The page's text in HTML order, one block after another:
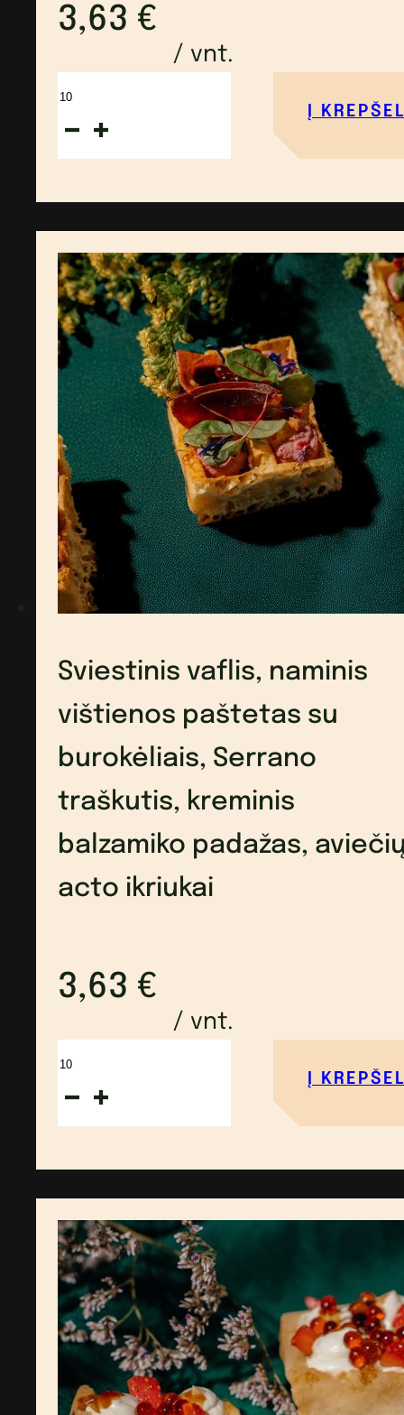
3,63 €
/ vnt.
produkto
kiekis:
lengvai
rūkytas
jautienos
roastbeef,
kaparėliai,
marinuotos
mini
paprikytės,
naminis
remoulade
majonezas,
kalendros
daigai
Į
Sviestinis vaflis, naminis
vištienos paštetas su
burokėliais, Serrano
traškutis, kreminis
balzamiko padažas,
acto ikriukai
3,63 €
/ vnt.
produkto
kiekis:
naminis
vištienos
paštetas
su
burokėliais,
Į